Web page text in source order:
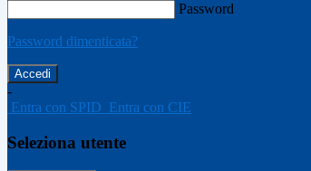
Password
Password dimenticata?
-
Entra con SPID Entra con CIE
Seleziona utente